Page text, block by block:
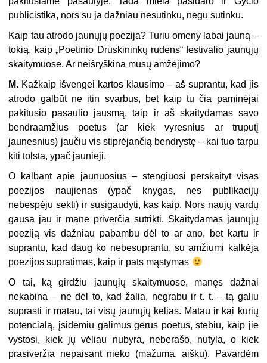
publicistika, nors su ja dažniau nesutinku, negu sutinku.
Kaip tau atrodo jaunųjų poezija? Turiu omeny labai jauną –
tokią, kaip „Poetinio Druskininkų rudens“ festivalio jaunųjų
skaitymuose. Ar neišryškina mūsų amžėjimo?
M. Kažkaip išvengei kartos klausimo – aš suprantu, kad jis
atrodo galbūt ne itin svarbus, bet kaip tu čia paminėjai
pakitusio pasaulio jausmą, taip ir aš skaitydamas savo
bendraamžius poetus (ar kiek vyresnius ar truputį
jaunesnius) jaučiu vis stiprėjančią bendrystę – kai tuo tarpu
kiti tolsta, ypač jaunieji.
O kalbant apie jaunuosius – stengiuosi perskaityt visas
poezijos naujienas (ypač knygas, nes publikacijų
nebespėju sekti) ir susigaudyti, kas kaip. Nors naujų vardų
gausa jau ir mane priverčia sutrikti. Skaitydamas jaunųjų
poeziją vis dažniau pabambu dėl to ar ano, bet kartu ir
suprantu, kad daug ko nebesuprantu, su amžiumi kalkėja
poezijos supratimas, kaip ir pats mąstymas
O tai, ką girdžiu jaunųjų skaitymuose, manęs dažnai
nekabina – ne dėl to, kad žalia, negrabu ir t. t. – tą galiu
suprasti ir matau, tai visų jaunųjų kelias. Matau ir kai kurių
potencialą, įsidėmiu galimus gerus poetus, stebiu, kaip jie
vystosi, kiek jų vėliau nubyra, neberašo, nutyla, o kiek
prasiveržia nepaisant nieko (mažuma, aišku). Pavardėm